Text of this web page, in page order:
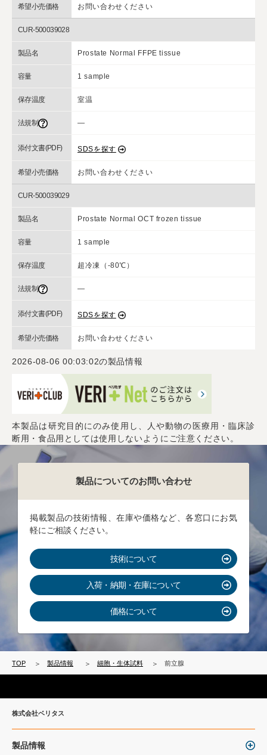
希望小売価格 お問い合わせください
CUR-500039028
製品名 Prostate Normal FFPE tissue
容量 1 sample
保存温度 室温
法規制 ―
添付文書(PDF) SDSを探す
希望小売価格 お問い合わせください
CUR-500039029
製品名 Prostate Normal OCT frozen tissue
容量 1 sample
保存温度 超冷凍（-80℃）
法規制 ―
添付文書(PDF) SDSを探す
希望小売価格 お問い合わせください
2026-08-06 00:03:02の製品情報
本製品は研究目的にのみ使用し、人や動物の医療用・臨床診
断用・食品用としては使用しないようにご注意ください。
製品についてのお問い合わせ
掲載製品の技術情報、在庫や価格など、各窓口にお気
軽にご相談ください。
技術について
入荷・納期・在庫について
価格について
TOP 製品情報 細胞・生体試料 前立腺
株式会社ベリタス
製品情報